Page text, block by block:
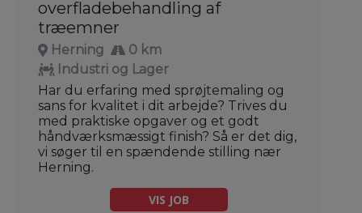
overfladebehandling af
træemner
Herning
0 km
Industri og Lager
Har du erfaring med sprøjtemaling og
sans for kvalitet i dit arbejde? Trives du
med praktiske opgaver og et godt
håndværksmæssigt finish? Så er det dig,
vi søger til en spændende stilling nær
Herning.
VIS JOB